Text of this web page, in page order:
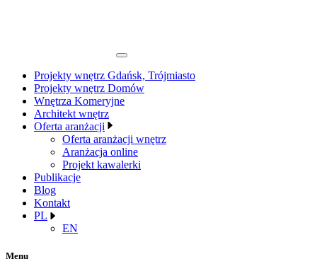
Projekty wnętrz Gdańsk, Trójmiasto
Projekty wnętrz Domów
Wnętrza Komeryjne
Architekt wnętrz
Oferta aranżacji
Oferta aranżacji wnętrz
Aranżacja online
Projekt kawalerki
Publikacje
Blog
Kontakt
PL
EN
Menu